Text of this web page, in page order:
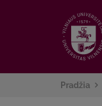
Pradžia